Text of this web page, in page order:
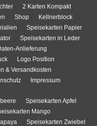
2 Karten Kompakt
Shop
Kellnerblock
Speisekarten Papier
Speisekarten in Leder
Anlieferung
Logo Position
& Versandkosten
Impressum
Speisekarten Apfel
Mango
Speisekarten Zwiebel